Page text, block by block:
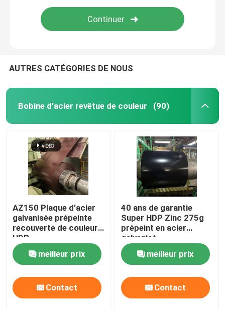
AUTRES CATÉGORIES DE NOUS
Bobine d'acier revêtue de couleur (90)
AZ150 Plaque d'acier
galvanisée prépeinte
recouverte de couleur
HDP
meilleur prix
Contact
40 ans de garantie
Super HDP Zinc 275g
prépeint en acier
galvanisé
meilleur prix
Contact